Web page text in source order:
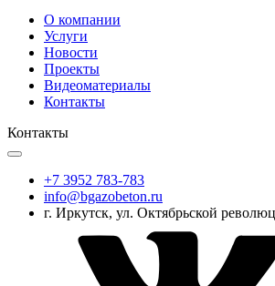
О компании
Услуги
Новости
Проекты
Видеоматериалы
Контакты
Контакты
+7 3952 783-783
info@bgazobeton.ru
г. Иркутск, ул. Октябрьской